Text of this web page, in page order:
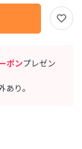
ポンプレゼン
り。